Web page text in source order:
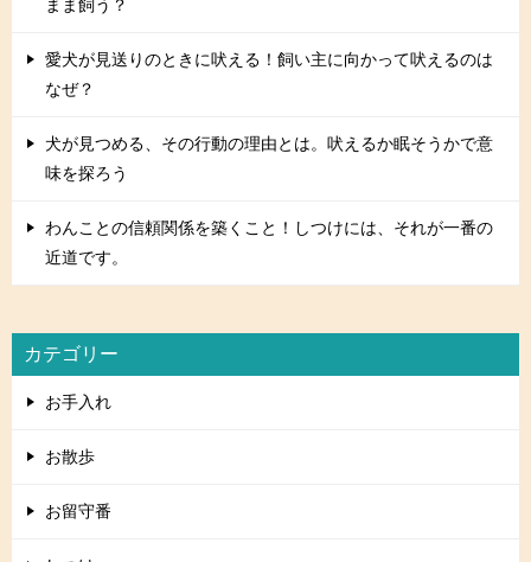
まま飼う？
愛犬が見送りのときに吠える！飼い主に向かって吠えるのは
なぜ？
犬が見つめる、その行動の理由とは。吠えるか眠そうかで意
味を探ろう
わんことの信頼関係を築くこと！しつけには、それが一番の
近道です。
カテゴリー
お手入れ
お散歩
お留守番